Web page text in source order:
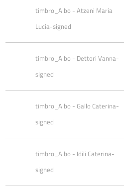
timbro_Albo - Atzeni Maria
Lucia-signed
timbro_Albo - Dettori Vanna-
signed
timbro_Albo - Gallo Caterina-
signed
timbro_Albo - Idili Caterina-
signed